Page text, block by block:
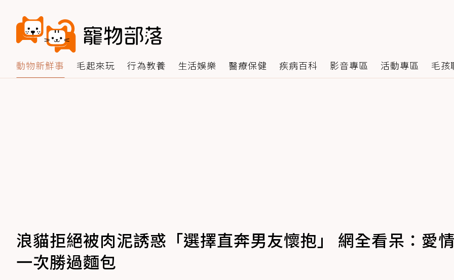
動物新鮮事 毛起來玩 行為教養 生活娛樂 醫療保健 疾病百科 影音專區 活動專區 毛孩
浪貓拒絕被肉泥誘惑「選擇直奔男友懷抱」 網全看呆：愛
一次勝過麵包